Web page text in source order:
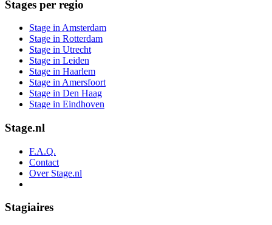
Stages per regio
Stage in Amsterdam
Stage in Rotterdam
Stage in Utrecht
Stage in Leiden
Stage in Haarlem
Stage in Amersfoort
Stage in Den Haag
Stage in Eindhoven
Stage.nl
F.A.Q.
Contact
Over Stage.nl
Stagiaires